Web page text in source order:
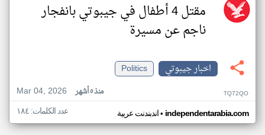
مقتل 4 أطفال في جيبوتي بانفجار
ناجم عن مسيرة
اخبار جيبوتي
Politics
Mar 04, 2026
منذ ٥ أشهر TQ72QO
اندبندنت عربية• independentarabia.com عدد الكلمات: ١٨٤